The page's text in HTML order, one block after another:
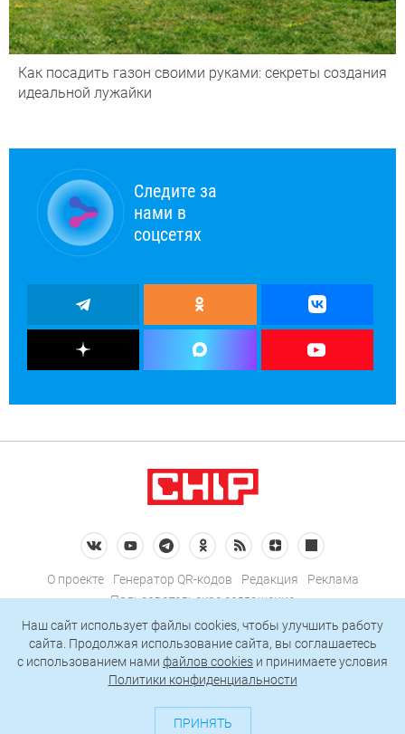
Как посадить газон своими руками: секреты создания
идеальной лужайки
Следите за
нами в
соцсетях
О проекте Генератор QR-кодов Редакция
Реклама
Пользовательское соглашение
Политика конфиденциальности
Подписаться на рассылку
127018, Москва, ул. Полковая, д. 3, стр. 4, помещение I, комн. 23
Наш сайт использует файлы cookies, чтобы улучшить работу
сайта. Продолжая использование сайта, вы соглашаетесь
c использованием нами файлов cookies и принимаете условия
Политики конфиденциальности
ПРИНЯТЬ